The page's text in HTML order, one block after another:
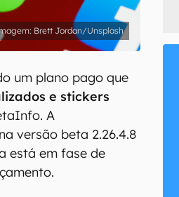
Brett Jordan/Unsplash
um plano pago que
e stickers
A
versão beta 2.26.4.8
está em fase de